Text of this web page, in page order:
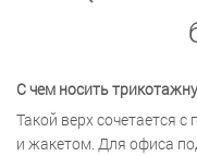
С чем носить
Такой верх сочетается
и жакетом. Для офиса